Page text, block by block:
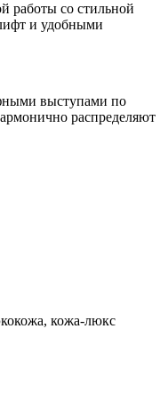
работы со стильной
и удобными
выступами по
распределяют
кожа-люкс